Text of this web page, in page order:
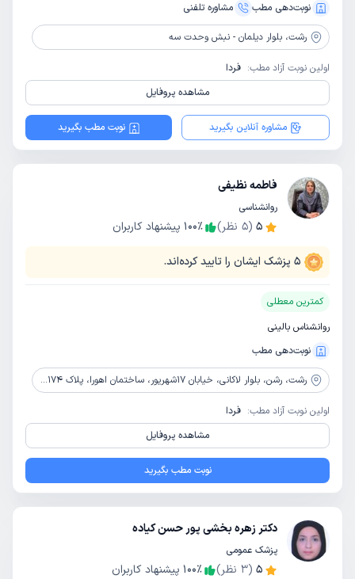
نوبت‌دهی مطب
مشاوره‌ تلفنی
رشت، بلوار دیلمان - نبش وحدت سه
اولین نوبت آزاد مطب: فردا
مشاهده پروفایل
مشاوره آنلاین بگیرید نوبت مطب بگیرید
فاطمه نظیفی
روانشناسی
5
(
5 نظر) 100٪ پیشنهاد کاربران
5 پزشک ایشان را تایید کرده‌اند.
کمترین معطلی
روانشناس بالینی
نوبت‌دهی مطب
رشت، رشن، بلوار لاکانی، خیابان 17شهریور، ساختمان اهورا، پلاک 174، طبقه 1
اولین نوبت آزاد مطب: فردا
مشاهده پروفایل
نوبت مطب بگیرید
دکتر زهره بخشی پور حسن کیاده
پزشک عمومی
5
(
3 نظر) 100٪ پیشنهاد کاربران